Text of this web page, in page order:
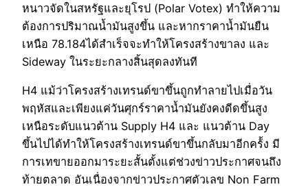
หนาวจัดในสหรัฐและยุโรป (Polar Votex) ทำให้ความ
ต้องการปริมาณน้ำมันสูงขึ้น และหากราคาน้ำมันยืน
เหนือ 78.184ได้สำเร็จจะทำให้โครงสร้างขาลง และ
Sideway ในระยะกลางสิ้นสุดลงทันที
H4 แม้ว่าโครงสร้างเทรนด์ขาขึ้นถูกทำลายไปเมื่อวัน
พฤหัสและเพียงแค่วันศุกร์ราคาน้ำมันยังคงดีดขึ้นสูง
เหนือระดับแนวต้าน Supply H4 และ แนวต้าน Day
ขึ้นไปได้ทำให้โครงสร้างเทรนด์ขาขึ้นกลับมาอีกคร้้ง มี
การเทขายออกมาระยะสั้นตั้งแต่ช่วงข่าวประกาศจนถึง
ท้ายตลาด อันเนื่องจากข่าวประกาศตัวเลข Non Farm